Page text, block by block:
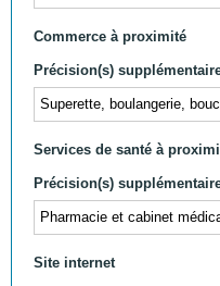
Commerce à proximité
Précision(s)
Superette, boulangerie,
Services de santé à
Précision(s)
Pharmacie et cabinet
Site internet